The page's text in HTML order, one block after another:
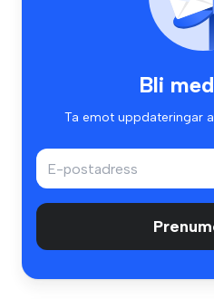
Bli
Ta emot uppdateringar